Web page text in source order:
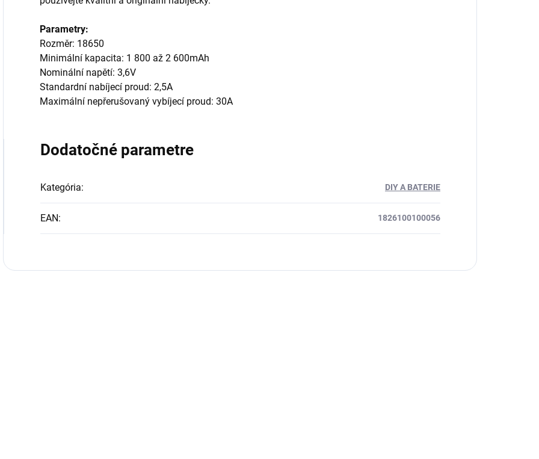
Parametry:
Rozměr: 18650
Minimální kapacita: 1 800 až 2 600mAh
Nominální napětí: 3,6V
Standardní nabíjecí proud: 2,5A
Maximální nepřerušovaný vybíjecí proud: 30A
Dodatočné parametre
Kategória: DIY A BATERIE
EAN: 1826100100056